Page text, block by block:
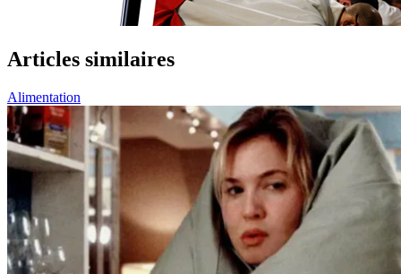
Articles similaires
Alimentation